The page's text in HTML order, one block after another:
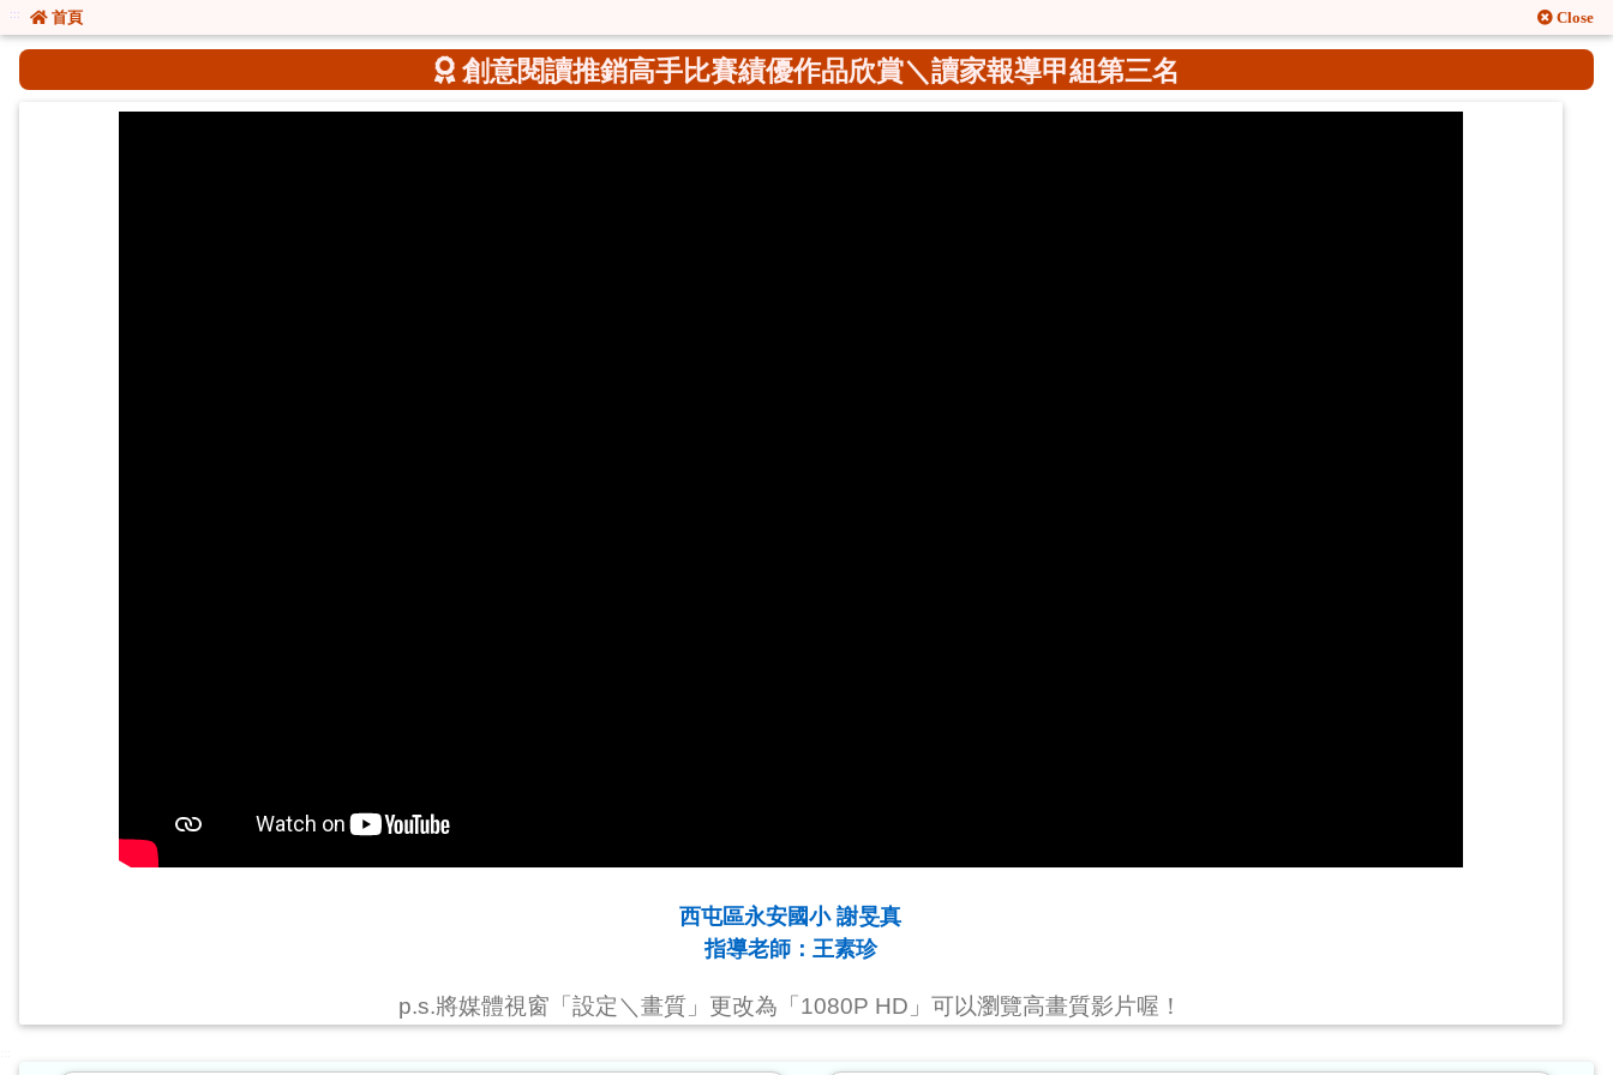
::: 首頁 Close
創意閱讀推銷高手比賽績優作品欣賞＼讀家報導甲組第三名
西屯區永安國小 謝旻真
指導老師：王素珍
p.s.將媒體視窗「設定＼畫質」更改為「1080P HD」可以瀏覽高畫質影片喔！